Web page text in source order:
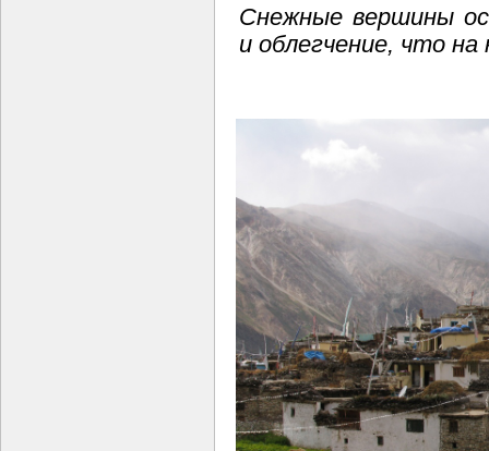
Снежные вершины
и облегчение, что на